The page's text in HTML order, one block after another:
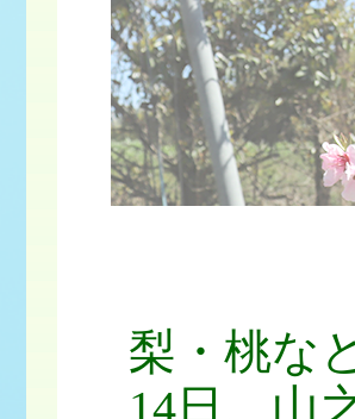
梨・桃な
14日、山